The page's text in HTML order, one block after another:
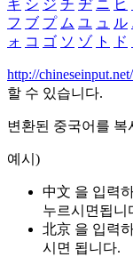
ギ シ ジ チ ヂ ニ ヒ
フ ブ プ ム ユ ュ ル
ォ コ ゴ ソ ゾ ト ド
http://chineseinput.net/
할 수 있습니다.
변환된 중국어를 복
예시)
中文 을 입력
누르시면됩니
北京 을 입력
시면 됩니다.